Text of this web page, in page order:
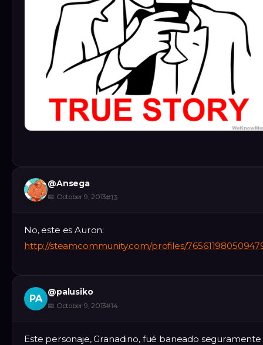
@Ansega
📅 October 9, 2013#13
No, este es Auron:
http://steamcommunity.com/profiles/
PA
@palusiko
📅 October 9, 2013#14
Este personaje, Granadino, fué baneado seguramente